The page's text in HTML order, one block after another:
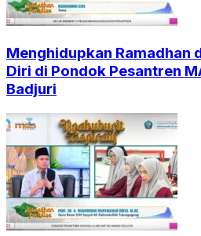
Menghidupkan Ramadhan
Diri di Pondok Pesantren
Badjuri